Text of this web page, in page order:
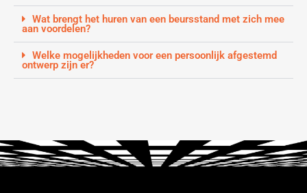
Wat brengt het huren van een beursstand met zich mee
aan voordelen?
Welke mogelijkheden voor een persoonlijk afgestemd
ontwerp zijn er?